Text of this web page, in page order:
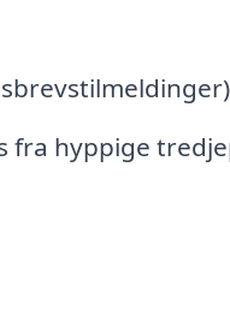
fra hyppige